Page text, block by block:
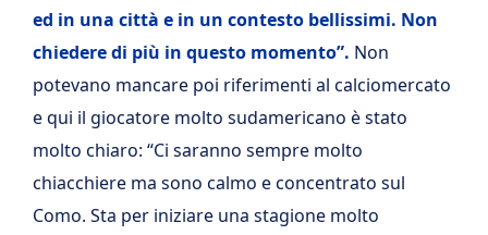
ed in una città e in un contesto bellissimi. Non
chiedere di più in questo momento”. Non
potevano mancare poi riferimenti al calciomercato
e qui il giocatore molto sudamericano è stato
molto chiaro: “Ci saranno sempre molto
chiacchiere ma sono calmo e concentrato sul
Como. Sta per iniziare una stagione molto